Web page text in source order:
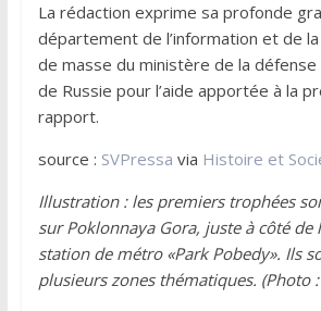
La rédaction exprime sa profonde
département de l’information et de
de masse du ministère de la
de Russie pour l’aide apportée à la
rapport.
source : SVPressa via Histoire et
Illustration : les premiers trophées
sur Poklonnaya Gora, juste à côté de
station de métro «Park Pobedy». Ils
plusieurs zones thématiques. (Photo